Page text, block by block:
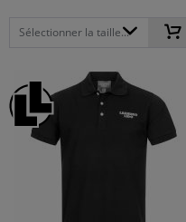
Sélectionner la taille...